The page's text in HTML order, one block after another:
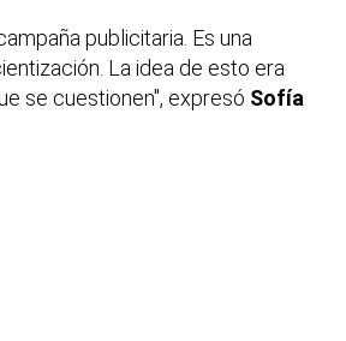
publicitaria. Es una
La idea de esto era
se cuestionen", expresó Sofía